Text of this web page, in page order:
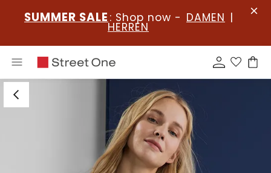
SUMMER SALE : Shop now - DAMEN |
HERREN